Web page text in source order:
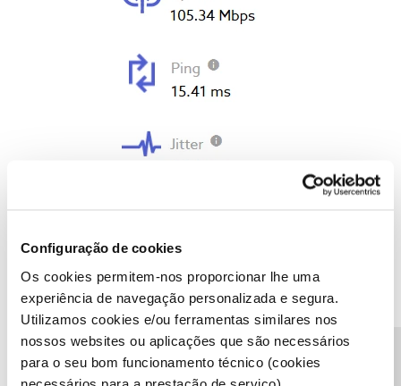
Configuração de cookies
Os cookies permitem-nos proporcionar lhe uma
experiência de navegação personalizada e segura.
Utilizamos cookies e/ou ferramentas similares nos
nossos websites ou aplicações que são necessários
para o seu bom funcionamento técnico (cookies
necessários para a prestação de serviço).
I itsdeez AUTOR Forum|Forum|10 months ago
Boa tarde, comece por partilhar o tipo de serviço, ftth ou com
cobre no final, tem o router próximo da tv, verificou as tomadas e